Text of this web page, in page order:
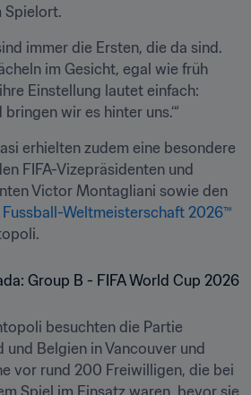
Spielort.
immer die Ersten, die da sind.
im Gesicht, egal wie früh
Einstellung lautet einfach:
bringen wir es hinter uns.‘“
erhielten zudem eine besondere
FIFA-Vizepräsidenten und
Victor Montagliani sowie den
besuchten die Partie
und Belgien in Vancouver und
vor rund 200 Freiwilligen, die bei
Spiel im Einsatz waren, bevor sie